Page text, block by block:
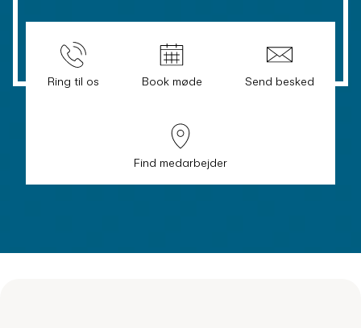
Ring til os Book møde Send besked
Find medarbejder